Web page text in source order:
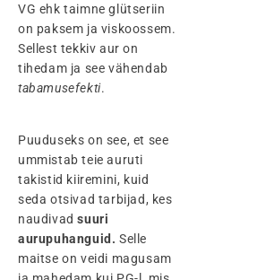
VG ehk taimne glütseriin
on paksem ja viskoossem.
Sellest tekkiv aur on
tihedam ja see vähendab
tabamusefekti.
Puuduseks on see, et see
ummistab teie auruti
takistid kiiremini, kuid
seda otsivad tarbijad, kes
naudivadsuuri
aurupuhanguid. Selle
maitse on veidi magusam